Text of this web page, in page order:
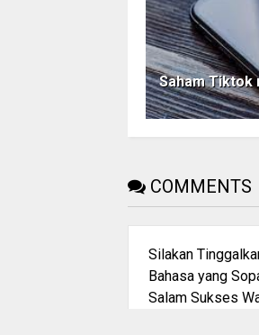
Saham Tiktok
COMMENTS
Silakan
Bahasa yang
Salam Sukses